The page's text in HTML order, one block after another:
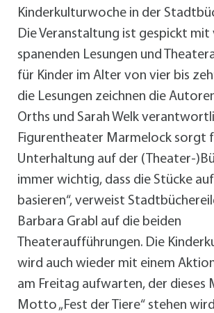
Kinderkulturwoche in der
Die Veranstaltung ist gespickt mit
spanenden Lesungen und
für Kinder im Alter von vier bis
die Lesungen zeichnen die
Orths und Sarah Welk
Figurentheater Marmelock sorgt
Unterhaltung auf der (Theater-
immer wichtig, dass die Stücke
basieren“, verweist
Barbara Grabl auf die beiden
Theateraufführungen. Die
wird auch wieder mit einem
am Freitag aufwarten, der dieses
Motto „Fest der Tiere“ stehen